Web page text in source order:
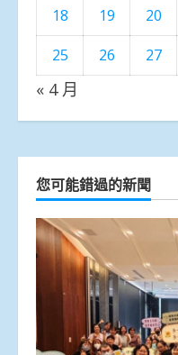
18
19 20
25
26 27
« 4 月
您可能錯過的新聞